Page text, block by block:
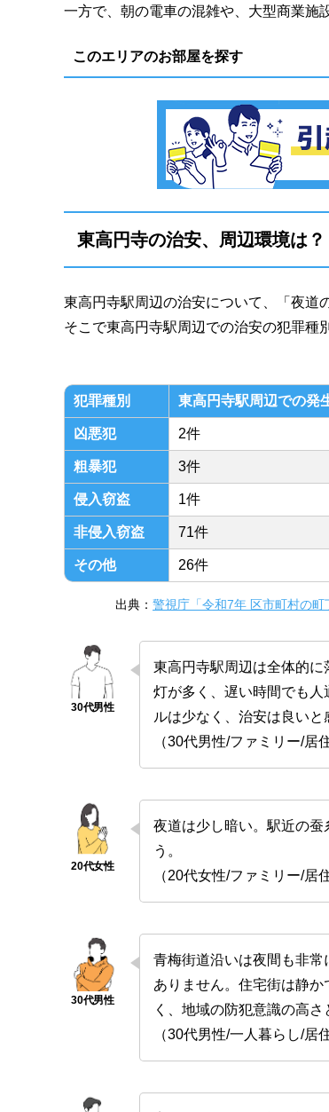
一方で、朝の電車の混雑や、大型商業施
このエリアのお部屋を探す
東高円寺の治安、周辺環境は？
東高円寺駅周辺の治安について、「夜道
そこで東高円寺駅周辺での治安の犯罪種
犯罪種別 東高円寺駅周辺での発
凶悪犯 2件
粗暴犯 3件
侵入窃盗 1件
非侵入窃盗 71件
その他 26件
出典： 警視庁「令和7年 区市町村の町
東高円寺駅周辺は全体的
灯が多く、遅い時間でも
ルは少なく、治安は良いと
（30代男性/ファミリー/居
夜道は少し暗い。駅近の
う。
（20代女性/ファミリー/居
青梅街道沿いは夜間も非常
ありません。住宅街は静
く、地域の防犯意識の高
（30代男性/一人暮らし/居